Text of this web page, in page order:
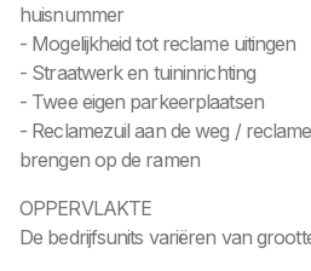
huisnummer
- Mogelijkheid tot reclame uitingen
- Straatwerk en tuininrichting
- Twee eigen parkeerplaatsen
- Reclamezuil aan de weg /
brengen op de ramen
OPPERVLAKTE
De bedrijfsunits variëren van